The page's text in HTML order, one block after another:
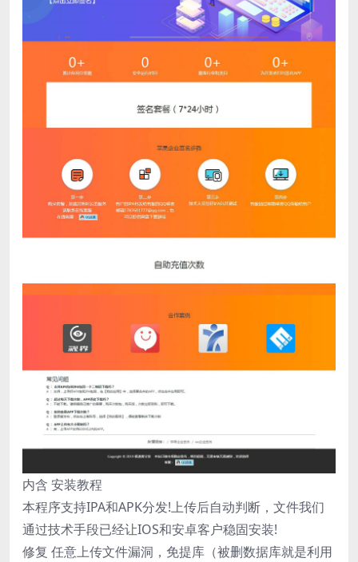
内含 安装教程
本程序支持IPA和APK分发!上传后自动判断，文件我们
通过技术手段已经让IOS和安卓客户稳固安装!
修复 任意上传文件漏洞，免提库（被删数据库就是利用